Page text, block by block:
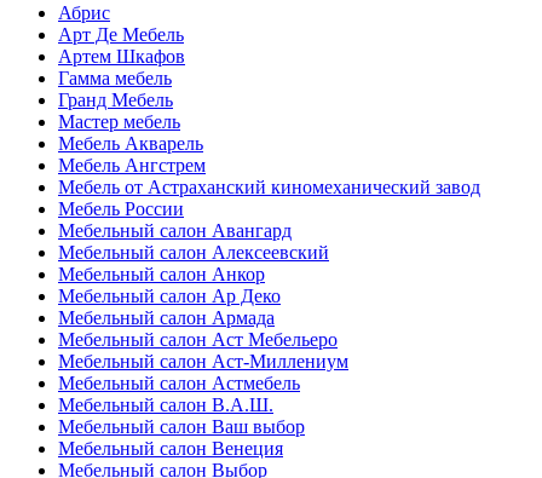
Абрис
Арт Де Мебель
Артем Шкафов
Гамма мебель
Гранд Мебель
Мастер мебель
Мебель Акварель
Мебель Ангстрем
Мебель от Астраханский киномеханический завод
Мебель России
Мебельный салон Авангард
Мебельный салон Алексеевский
Мебельный салон Анкор
Мебельный салон Ар Деко
Мебельный салон Армада
Мебельный салон Аст Мебельеро
Мебельный салон Аст-Миллениум
Мебельный салон Астмебель
Мебельный салон В.А.Ш.
Мебельный салон Ваш выбор
Мебельный салон Венеция
Мебельный салон Выбор